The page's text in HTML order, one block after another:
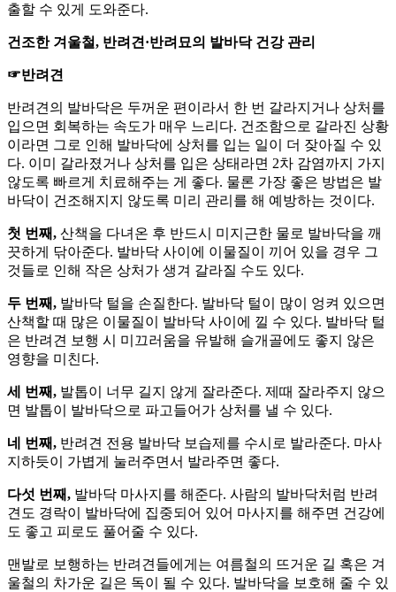
출할 수 있게 도와준다.
건조한 겨울철, 반려견·반려묘의 발바닥 건강 관리
☞반려견
반려견의 발바닥은 두꺼운 편이라서 한 번 갈라지거나 상처를
입으면 회복하는 속도가 매우 느리다. 건조함으로 갈라진 상황
이라면 그로 인해 발바닥에 상처를 입는 일이 더 잦아질 수 있
다. 이미 갈라졌거나 상처를 입은 상태라면 2차 감염까지 가지
않도록 빠르게 치료해주는 게 좋다. 물론 가장 좋은 방법은 발
바닥이 건조해지지 않도록 미리 관리를 해 예방하는 것이다.
첫 번째, 산책을 다녀온 후 반드시 미지근한 물로 발바닥을 깨
끗하게 닦아준다. 발바닥 사이에 이물질이 끼어 있을 경우 그
것들로 인해 작은 상처가 생겨 갈라질 수도 있다.
두 번째, 발바닥 털을 손질한다. 발바닥 털이 많이 엉켜 있으면
산책할 때 많은 이물질이 발바닥 사이에 낄 수 있다. 발바닥 털
은 반려견 보행 시 미끄러움을 유발해 슬개골에도 좋지 않은
영향을 미친다.
세 번째, 발톱이 너무 길지 않게 잘라준다. 제때 잘라주지 않으
면 발톱이 발바닥으로 파고들어가 상처를 낼 수 있다.
네 번째, 반려견 전용 발바닥 보습제를 수시로 발라준다. 마사
지하듯이 가볍게 눌러주면서 발라주면 좋다.
다섯 번째, 발바닥 마사지를 해준다. 사람의 발바닥처럼 반려
견도 경락이 발바닥에 집중되어 있어 마사지를 해주면 건강에
도 좋고 피로도 풀어줄 수 있다.
맨발로 보행하는 반려견들에게는 여름철의 뜨거운 길 혹은 겨
울철의 차가운 길은 독이 될 수 있다. 발바닥을 보호해 줄 수 있